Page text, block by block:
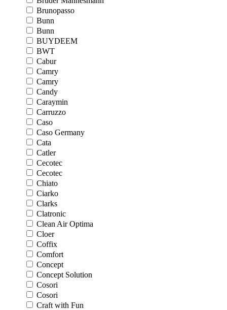
Brunopasso
Bunn
Bunn
BUYDEEM
BWT
Cabur
Camry
Camry
Candy
Caraymin
Carruzzo
Caso
Caso Germany
Cata
Catler
Cecotec
Cecotec
Chiato
Ciarko
Clarks
Clatronic
Clean Air Optima
Cloer
Coffix
Comfort
Concept
Concept Solution
Cosori
Cosori
Craft with Fun